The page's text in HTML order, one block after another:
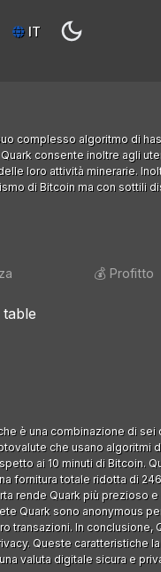
IT
complesso algoritmo di
consente inoltre agli
loro attività minerarie.
di Bitcoin ma con sottili
💰 Profitto
è una combinazione di
che usano algoritmi
ai 10 minuti di Bitcoin.
fornitura totale ridotta di
rende Quark più prezioso
Quark sono anonymous
In conclusione,
Queste caratteristiche
valuta digitale sicura e